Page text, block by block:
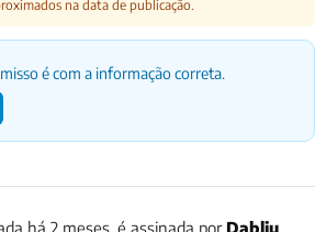
na data de publicação.
é com a informação correta.
há 2 meses, é assinada por Dabliu